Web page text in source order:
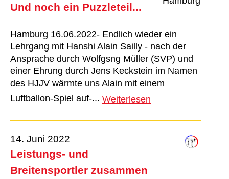
Und noch ein Puzzleteil...
Hamburg 16.06.2022- Endlich wieder ein
Lehrgang mit Hanshi Alain Sailly - nach der
Ansprache durch Wolfgsng Müller (SVP) und
einer Ehrung durch Jens Keckstein im Namen
des HJJV wärmte uns Alain mit einem
Luftballon-Spiel auf-... Weiterlesen
14. Juni 2022
Leistungs- und
Breitensportler zusammen